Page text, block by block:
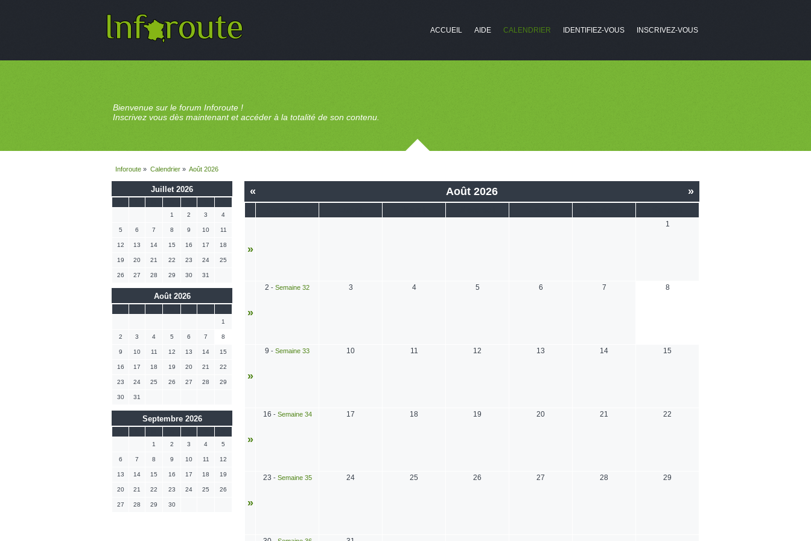
ACCUEIL AIDE CALENDRIER IDENTIFIEZ-VOUS INSCRIVEZ-VOUS
Bienvenue sur le forum Inforoute !
Inscrivez vous dès maintenant et accéder à la totalité de son contenu.
Inforoute » Calendrier» Août 2026
Juillet 2026
1
2 3 4
5 6 7 8 9 10 11
12 13 14 15 16 17 18
19 20 21 22 23 24 25
26 27 28 29 30 31
Août 2026
1
2 3 4 5 6 7 8
9 10 11 12 13 14 15
16 17 18 19 20 21 22
23 24 25 26 27 28 29
30 31
Septembre 2026
1
2 3 4 5
6 7 8 9 10 11 12
13 14 15 16 17 18 19
20 21 22 23 24 25 26
27 28 29 30
« »
Août 2026
»
1
»
2 - Semaine 32 3 4 5 6 7 8
»
9 - Semaine 33 10 11 12 13 14 15
»
16 - Semaine 34 17 18 19 20 21 22
»
23 - Semaine 35 24 25 26 27 28 29